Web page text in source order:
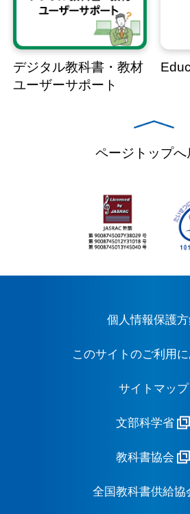
デジタル教科書・教材
ユーザーサポート
ページトップへ
個人情報保護
このサイトのご利用
サイトマップ
文部科学省
教科書協会
全国教科書供給協